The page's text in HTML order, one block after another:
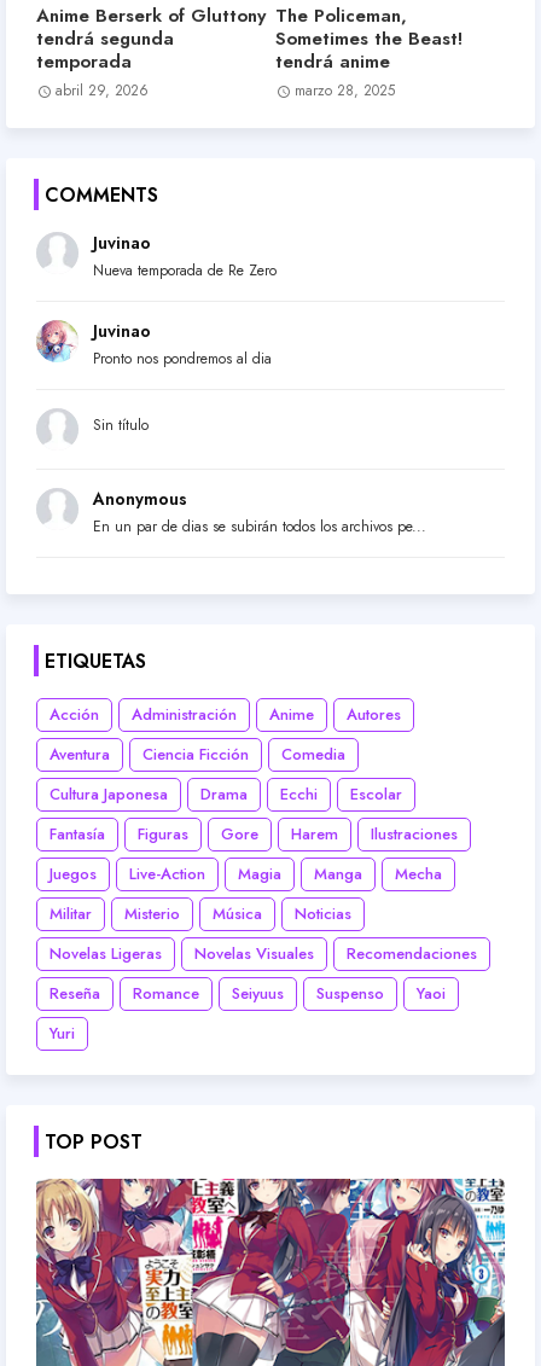
Anime Berserk of Gluttony
tendrá segunda
temporada
abril 29, 2026
The Policeman,
Sometimes the Beast!
tendrá anime
marzo 28, 2025
COMMENTS
Juvinao
Nueva temporada de Re Zero
Juvinao
Pronto nos pondremos al dia
Sin título
Anonymous
En un par de dias se subirán todos los archivos pe...
ETIQUETAS
Acción Administración Anime
Autores
Aventura
Ciencia Ficción
Comedia
Cultura Japonesa
Drama Ecchi
Escolar
Fantasía
Figuras Gore Harem
Ilustraciones
Juegos
Live-Action Magia Manga
Mecha
Militar
Misterio Música
Noticias
Novelas Ligeras
Novelas Visuales
Recomendaciones
Reseña
Romance Seiyuus Suspenso
Yaoi
Yuri
TOP POST